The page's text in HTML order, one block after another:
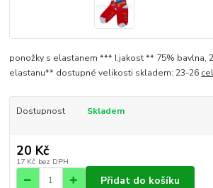
ponožky s elastanem *** I.jakost ** 75% bavlna,
elastanu** dostupné velikosti skladem: 23-26
Dostupnost Skladem
20 Kč
17 Kč bez DPH
Přidat do košíku